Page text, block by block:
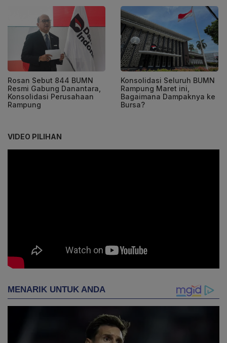
Rosan Sebut 844 BUMN
Resmi Gabung Danantara,
Konsolidasi Perusahaan
Rampung
Konsolidasi Seluruh BUMN
Rampung Maret ini,
Bagaimana Dampaknya ke
Bursa?
VIDEO PILIHAN